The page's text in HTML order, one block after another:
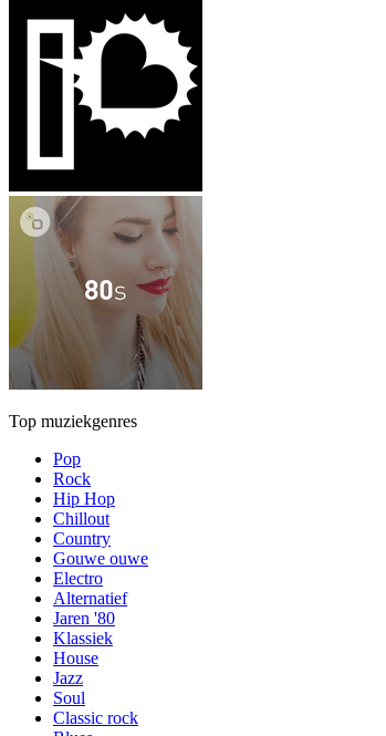
Top muziekgenres
Pop
Rock
Hip Hop
Chillout
Country
Gouwe ouwe
Electro
Alternatief
Jaren '80
Klassiek
House
Jazz
Soul
Classic rock